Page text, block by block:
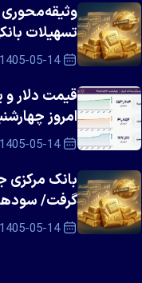
وثیقه‌محوری
تسهیلات
1405-05-14
قیمت دلار و
امروز چهارشنبه ۱۴ مرداد
1405-05-14
بانک مرکزی
گرفت/
1405-05-14